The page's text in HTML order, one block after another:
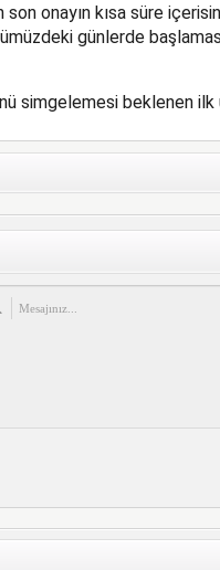
onayın kısa süre
günlerde
simgelemesi beklenen